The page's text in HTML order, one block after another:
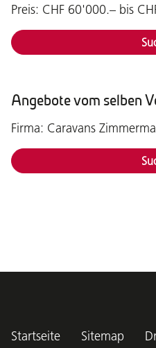
Preis: CHF 60'000.– bis
Angebote vom selben
Firma: Caravans
Startseite Sitemap